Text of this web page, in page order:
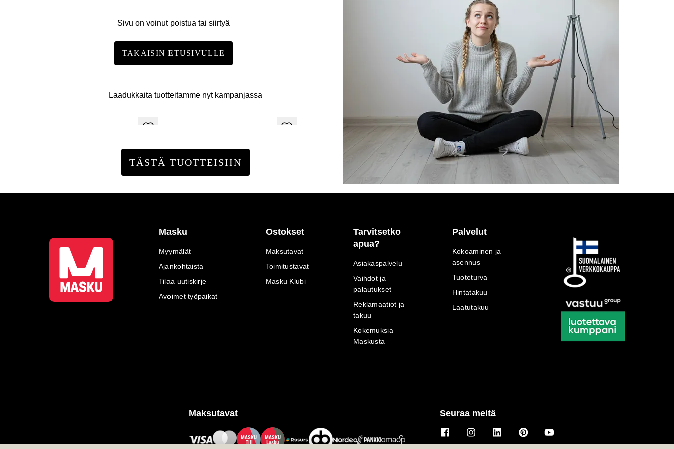
Sivu on voinut poistua tai siirtyä
TAKAISIN ETUSIVULLE
Laadukkaita tuotteitamme nyt kampanjassa
TÄSTÄ TUOTTEISIIN
Masku
Myymälät
Ajankohtaista
Tilaa uutiskirje
Avoimet työpaikat
Ostokset
Maksutavat
Toimitustavat
Masku Klubi
Tarvitsetko
apua?
Asiakaspalvelu
Vaihdot ja
palautukset
Reklamaatiot ja
takuu
Kokemuksia
Maskusta
Palvelut
Kokoaminen ja
asennus
Tuoteturva
Hintatakuu
Laatutakuu
Maksutavat
MASKU
Tili
MASKU
Lasku
Seuraa meitä